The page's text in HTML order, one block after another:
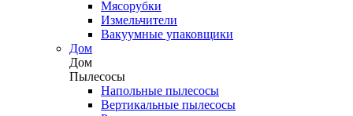
Мясорубки
Измельчители
Вакуумные упаковщики
Дом
Дом
Пылесосы
Напольные пылесосы
Вертикальные пылесосы